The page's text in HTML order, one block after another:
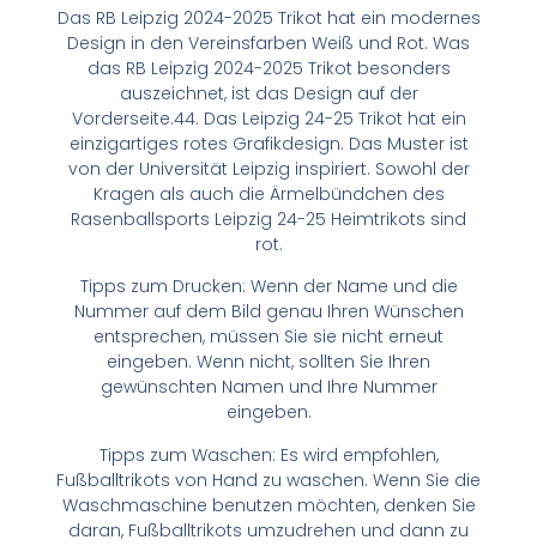
Das RB Leipzig 2024-2025 Trikot hat ein modernes
Design in den Vereinsfarben Weiß und Rot. Was
das RB Leipzig 2024-2025 Trikot besonders
auszeichnet, ist das Design auf der
Vorderseite.44. Das Leipzig 24-25 Trikot hat ein
einzigartiges rotes Grafikdesign. Das Muster ist
von der Universität Leipzig inspiriert. Sowohl der
Kragen als auch die Ärmelbündchen des
Rasenballsports Leipzig 24-25 Heimtrikots sind
rot.
Tipps zum Drucken: Wenn der Name und die
Nummer auf dem Bild genau Ihren Wünschen
entsprechen, müssen Sie sie nicht erneut
eingeben. Wenn nicht, sollten Sie Ihren
gewünschten Namen und Ihre Nummer
eingeben.
Tipps zum Waschen: Es wird empfohlen,
Fußballtrikots von Hand zu waschen. Wenn Sie die
Waschmaschine benutzen möchten, denken Sie
daran, Fußballtrikots umzudrehen und dann zu